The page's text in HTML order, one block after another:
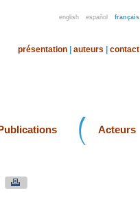
english español français
présentation auteurs contact
Acteurs